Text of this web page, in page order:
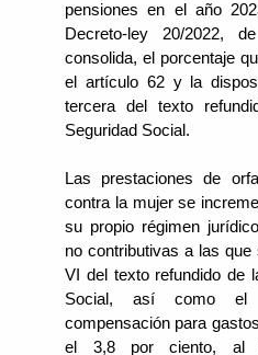
pensiones en el año
Decreto-ley 20/2022,
consolida, el porcentaje
el artículo 62 y la
tercera del texto
Seguridad Social.
Las prestaciones de
contra la mujer se
su propio régimen
no contributivas a las
VI del texto refundido de
Social, así como el
compensación para
el 3,8 por ciento, al